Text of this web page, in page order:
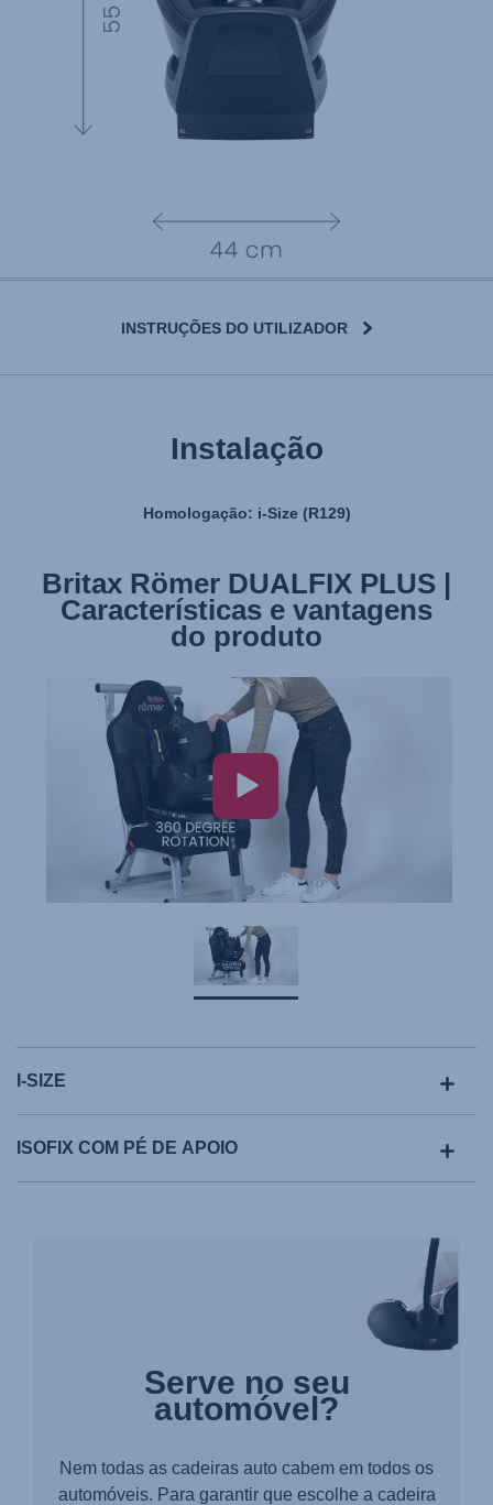
INSTRUÇÕES DO UTILIZADOR
Instalação
Homologação: i-Size (R129)
Britax Römer DUALFIX PLUS |
Características e vantagens
do produto
I-SIZE
ISOFIX COM PÉ DE APOIO
Serve no seu
automóvel?
Nem todas as cadeiras auto cabem em todos os
automóveis. Para garantir que escolhe a cadeira